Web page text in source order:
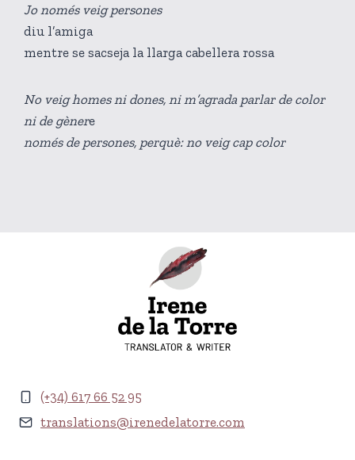
Jo només veig persones
diu l’amiga
mentre se sacseja la llarga cabellera rossa
No veig homes ni dones, ni m’agrada parlar de color
ni de gènere
només de persones, perquè: no veig cap color
(+34) 617 66 52 95
translations@irenedelatorre.com